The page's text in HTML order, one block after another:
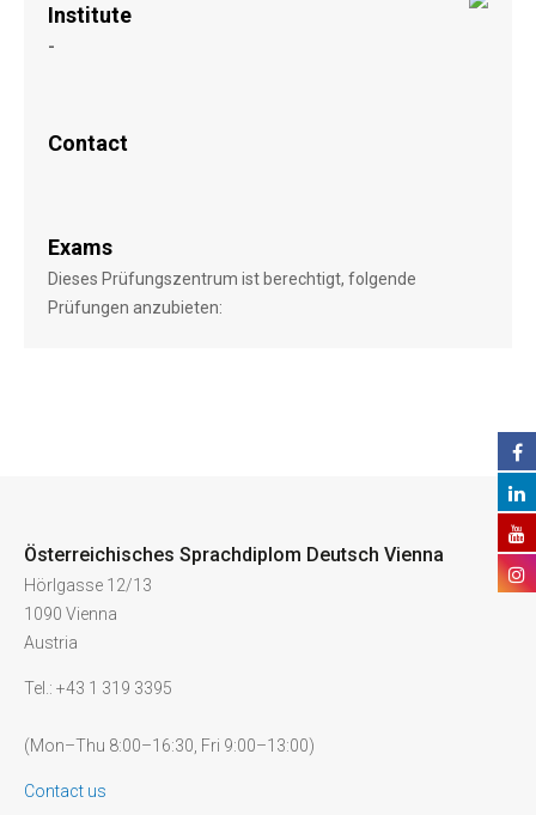
Institute
-
Contact
Exams
Dieses Prüfungszentrum ist berechtigt, folgende
Prüfungen anzubieten:
Österreichisches Sprachdiplom Deutsch Vienna
Hörlgasse 12/13
1090 Vienna
Austria
Tel.: +43 1 319 3395
(Mon–Thu 8:00–16:30, Fri 9:00–13:00)
Contact us